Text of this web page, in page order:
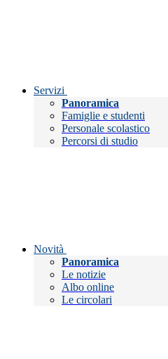
Servizi
Panoramica
Famiglie e studenti
Personale scolastico
Percorsi di studio
Novità
Panoramica
Le notizie
Albo online
Le circolari